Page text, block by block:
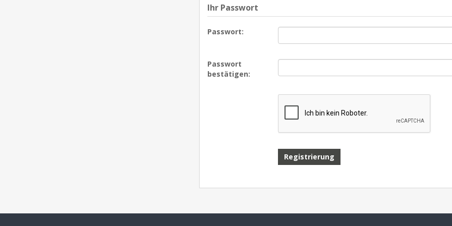
Ihr Passwort
Passwort:
Passwort
bestätigen: